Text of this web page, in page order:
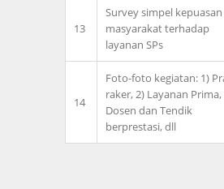
13
Survey simpel kepuasan
masyarakat terhadap
layanan SPs
14
Foto-foto kegiatan: 1)
raker, 2) Layanan Prima,
Dosen dan Tendik
berprestasi, dll